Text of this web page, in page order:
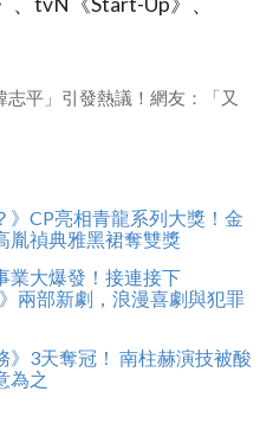
志平」引發熱議！網友：「又
》CP亮相青龍系列大獎！金
胤禎典雅黑裙奪雙獎
業大爆發！接連接下
兩部新劇，浪漫喜劇與犯罪
》3天奪冠！ 南柱赫演技被酸
為之